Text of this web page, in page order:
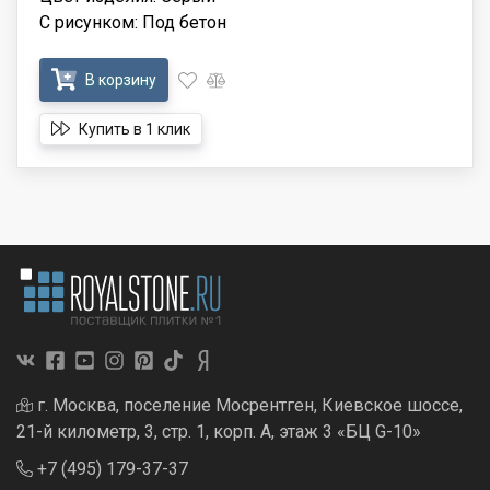
С рисунком: Под бетон
В корзину
Купить в 1 клик
г. Москва, поселение Мосрентген, Киевское шоссе,
21-й километр, 3, стр. 1, корп. А, этаж 3 «БЦ G-10»
+7 (495) 179-37-37